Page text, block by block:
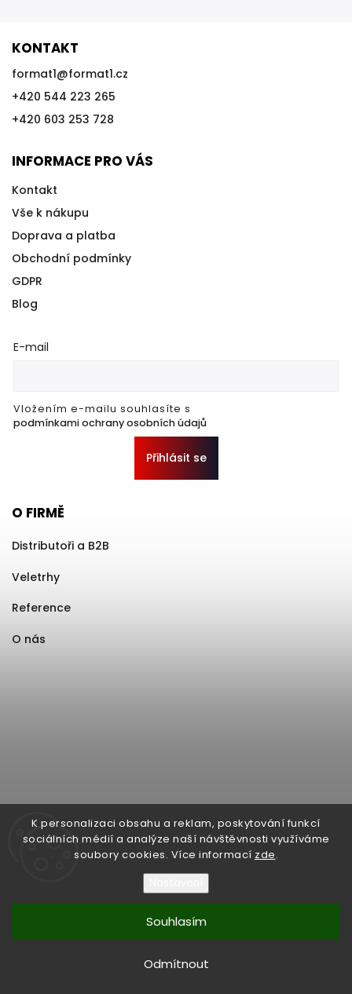
K personalizaci obsahu a reklam, poskytování funkcí
sociálních médií a analýze naší návštěvnosti využíváme
soubory cookies. Více informací zde.
Odmítnout
Souhlasím
KONTAKT
format1@format1.cz
+420 544 223 265
+420 603 253 728
INFORMACE PRO VÁS
Kontakt
Vše k nákupu
Doprava a platba
Obchodní podmínky
GDPR
Blog
E-mail
Vložením e-mailu souhlasíte s
podmínkami ochrany osobních údajů
Přihlásit se
O FIRMĚ
Distributoři a B2B
Veletrhy
Reference
O nás
Shoptet | Design